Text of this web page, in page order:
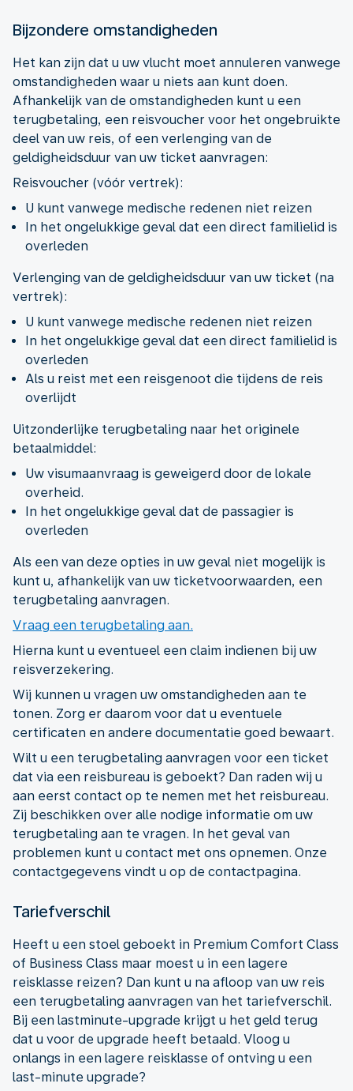
Bijzondere omstandigheden
Het kan zijn dat u uw vlucht moet annuleren vanwege
omstandigheden waar u niets aan kunt doen.
Afhankelijk van de omstandigheden kunt u een
terugbetaling, een reisvoucher voor het ongebruikte
deel van uw reis, of een verlenging van de
geldigheidsduur van uw ticket aanvragen:
Reisvoucher (vóór vertrek):
U kunt vanwege medische redenen niet reizen
In het ongelukkige geval dat een direct familielid is
overleden
Verlenging van de geldigheidsduur van uw ticket (na
vertrek):
U kunt vanwege medische redenen niet reizen
In het ongelukkige geval dat een direct familielid is
overleden
Als u reist met een reisgenoot die tijdens de reis
overlijdt
Uitzonderlijke terugbetaling naar het originele
betaalmiddel:
Uw visumaanvraag is geweigerd door de lokale
overheid.
In het ongelukkige geval dat de passagier is
overleden
Als een van deze opties in uw geval niet mogelijk is
kunt u, afhankelijk van uw ticketvoorwaarden, een
terugbetaling aanvragen.
Vraag een terugbetaling aan.
Hierna kunt u eventueel een claim indienen bij uw
reisverzekering.
Wij kunnen u vragen uw omstandigheden aan te
tonen. Zorg er daarom voor dat u eventuele
certificaten en andere documentatie goed bewaart.
Wilt u een terugbetaling aanvragen voor een ticket
dat via een reisbureau is geboekt? Dan raden wij u
aan eerst contact op te nemen met het reisbureau.
Zij beschikken over alle nodige informatie om uw
terugbetaling aan te vragen. In het geval van
problemen kunt u contact met ons opnemen. Onze
contactgegevens vindt u op de contactpagina.
Tariefverschil
Heeft u een stoel geboekt in Premium Comfort Class
of Business Class maar moest u in een lagere
reisklasse reizen? Dan kunt u na afloop van uw reis
een terugbetaling aanvragen van het tariefverschil.
Bij een lastminute-upgrade krijgt u het geld terug
dat u voor de upgrade heeft betaald. Vloog u
onlangs in een lagere reisklasse of ontving u een
last-minute upgrade?